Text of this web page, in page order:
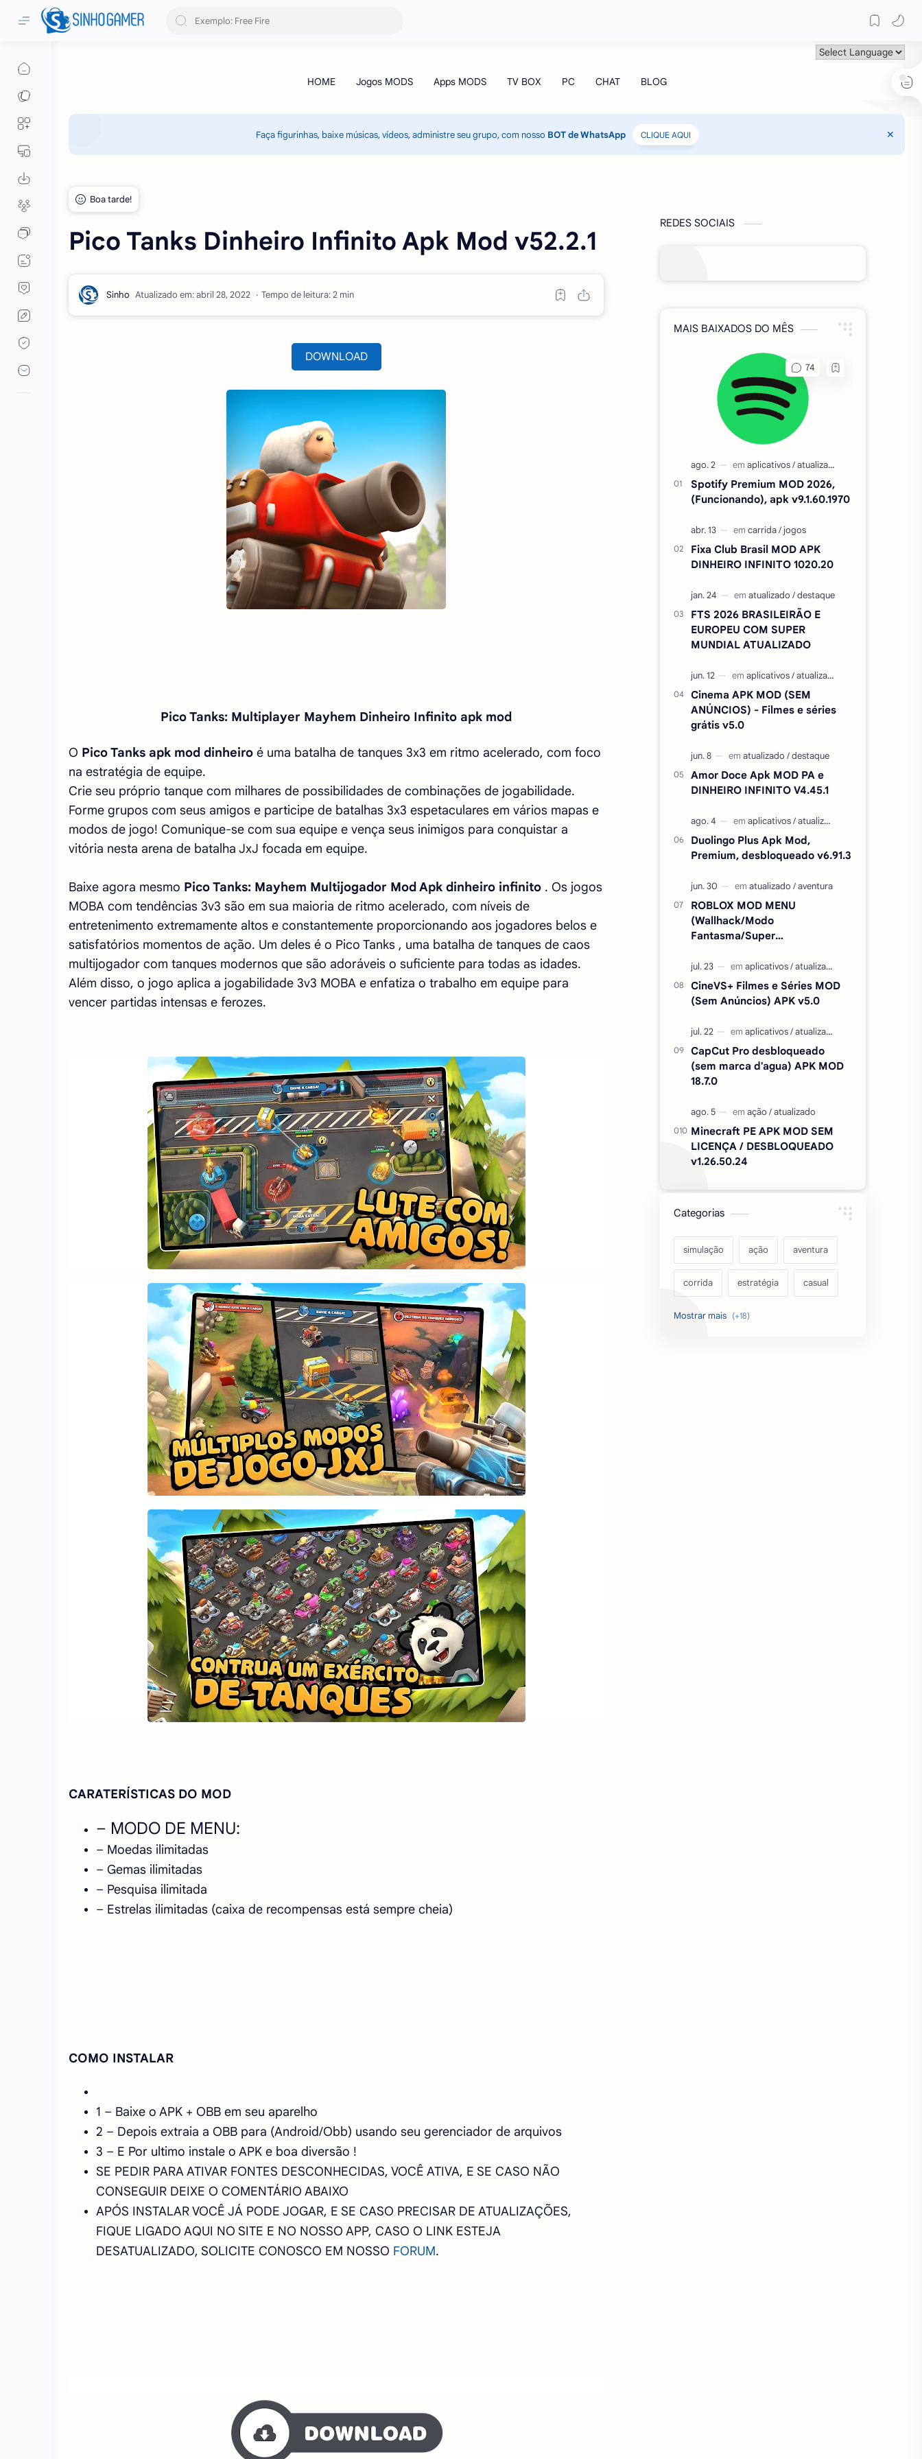
Faça figurinhas, baixe músicas, vídeos, administre seu grupo, com nosso BOT de WhatsApp CLIQUE AQUI
Pico Tanks Dinheiro Infinito Apk Mod v52.2.1
Atualizado em: Tempo de leitura: 2 min
DOWNLOAD
Pico Tanks: Multiplayer Mayhem Dinheiro Infinito apk mod
O Pico Tanks apk mod dinheiro é uma batalha de tanques 3x3 em ritmo acelerado, com foco
na estratégia de equipe.
Crie seu próprio tanque com milhares de possibilidades de combinações de jogabilidade.
Forme grupos com seus amigos e participe de batalhas 3x3 espetaculares em vários mapas e
modos de jogo! Comunique-se com sua equipe e vença seus inimigos para conquistar a
vitória nesta arena de batalha JxJ focada em equipe.
Baixe agora mesmo Pico Tanks: Mayhem Multijogador Mod Apk dinheiro infinito . Os jogos
MOBA com tendências 3v3 são em sua maioria de ritmo acelerado, com níveis de
entretenimento extremamente altos e constantemente proporcionando aos jogadores belos e
satisfatórios momentos de ação. Um deles é o Pico Tanks , uma batalha de tanques de caos
multijogador com tanques modernos que são adoráveis ​​o suficiente para todas as idades.
Além disso, o jogo aplica a jogabilidade 3v3 MOBA e enfatiza o trabalho em equipe para
vencer partidas intensas e ferozes.
CARATERÍSTICAS DO MOD
– MODO DE MENU:
– Moedas ilimitadas
– Gemas ilimitadas
– Pesquisa ilimitada
– Estrelas ilimitadas (caixa de recompensas está sempre cheia)
COMO INSTALAR
1 – Baixe o APK + OBB em seu aparelho
2 – Depois extraia a OBB para (Android/Obb) usando seu gerenciador de arquivos
3 – E Por ultimo instale o APK e boa diversão !
SE PEDIR PARA ATIVAR FONTES DESCONHECIDAS, VOCÊ ATIVA, E SE CASO NÃO
CONSEGUIR DEIXE O COMENTÁRIO ABAIXO
APÓS INSTALAR VOCÊ JÁ PODE JOGAR, E SE CASO PRECISAR DE ATUALIZAÇÕES,
FIQUE LIGADO AQUI NO SITE E NO NOSSO APP, CASO O LINK ESTEJA
DESATUALIZADO, SOLICITE CONOSCO EM NOSSO FORUM.
REDES SOCIAIS
MAIS BAIXADOS DO MÊS
Spotify Premium MOD 2026,
(Funcionando), apk v9.1.60.1970
Fixa Club Brasil MOD APK
DINHEIRO INFINITO 1020.20
FTS 2026 BRASILEIRÃO E
EUROPEU COM SUPER
MUNDIAL ATUALIZADO
Cinema APK MOD (SEM
ANÚNCIOS) - Filmes e séries
grátis v5.0
Amor Doce Apk MOD PA e
DINHEIRO INFINITO V4.45.1
Duolingo Plus Apk Mod,
Premium, desbloqueado v6.91.3
ROBLOX MOD MENU
(Wallhack/Modo
Fantasma/Super
CineVS+ Filmes e Séries MOD
(Sem Anúncios) APK v5.0
CapCut Pro desbloqueado
(sem marca d'agua) APK MOD
18.7.0
Minecraft PE APK MOD SEM
LICENÇA / DESBLOQUEADO
v1.26.50.24
Categorias
simulação ação aventura
corrida estratégia casual
acarde esportes